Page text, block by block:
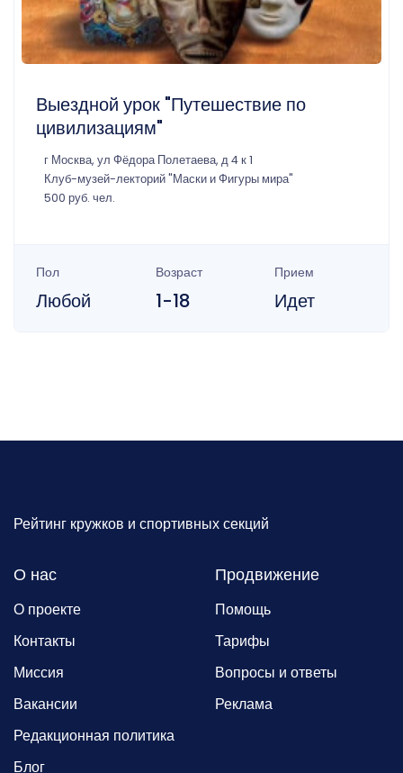
Выездной урок "Путешествие по
цивилизациям"
г Москва, ул Фёдора Полетаева, д 4 к 1
Клуб-музей-лекторий "Маски и Фигуры мира"
500 руб. чел.
Пол
Любой
Возраст
1-18
Прием
Идет
Рейтинг кружков и спортивных секций
О нас
О проекте
Контакты
Миссия
Вакансии
Редакционная политика
Блог
Продвижение
Помощь
Тарифы
Вопросы и ответы
Реклама